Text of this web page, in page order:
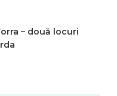
– două locuri